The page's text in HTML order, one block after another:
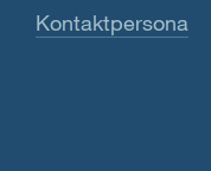
Kontaktpersona